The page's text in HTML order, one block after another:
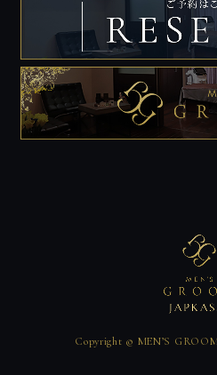
Copyright © MEN’S